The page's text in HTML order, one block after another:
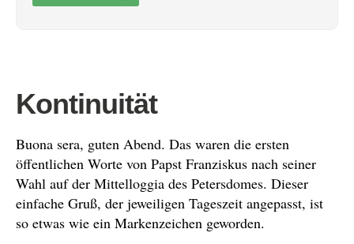
Kontinuität
Buona sera, guten Abend. Das waren die ersten
öffentlichen Worte von Papst Franziskus nach seiner
Wahl auf der Mittelloggia des Petersdomes. Dieser
einfache Gruß, der jeweiligen Tageszeit angepasst, ist
so etwas wie ein Markenzeichen geworden.